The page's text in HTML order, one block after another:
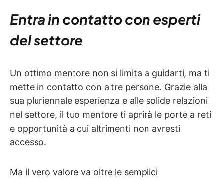
Entra in contatto con esperti
del settore
Un ottimo mentore non si limita a guidarti, ma ti
mette in contatto con altre persone. Grazie alla
sua pluriennale esperienza e alle solide relazioni
nel settore, il tuo mentore ti aprirà le porte a reti
e opportunità a cui altrimenti non avresti
accesso.
Ma il vero valore va oltre le semplici